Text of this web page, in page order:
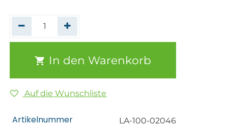
In den Warenkorb
Auf die Wunschliste
Artikelnummer LA-100-02046